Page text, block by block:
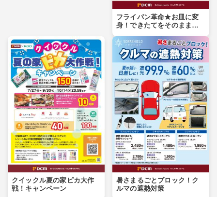
フライパン革命★お皿に変
身！できたてをそのまま食
クイックル夏の家ピカ大作
戦！キャンペーン
暑さまるごとブロック！ク
ルマの遮熱対策